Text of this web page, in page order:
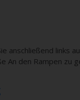
links
An den Rampen zu